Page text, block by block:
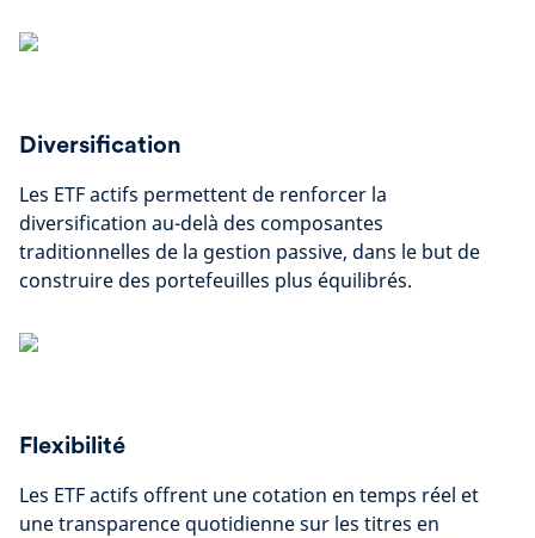
Diversification
Les ETF actifs permettent de renforcer la
diversification au-delà des composantes
traditionnelles de la gestion passive, dans le but de
construire des portefeuilles plus équilibrés.
Flexibilité
Les ETF actifs offrent une cotation en temps réel et
une transparence quotidienne sur les titres en